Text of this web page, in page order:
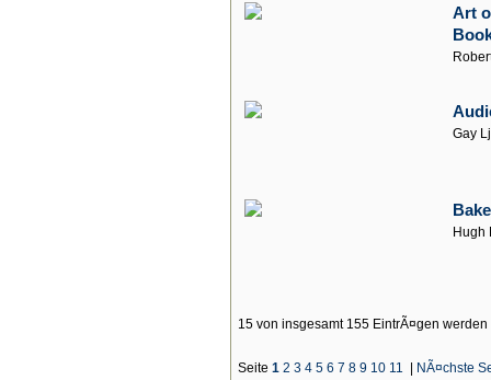
Art
Gay
Hugh
15 von insgesamt 155 EintrÃ¤gen
Seite 1 2 3 4 5 6 7 8 9 10 11 NÃ¤chste